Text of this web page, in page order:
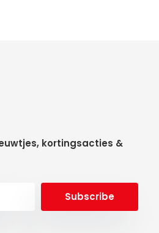
kortingsacties &
Subscribe